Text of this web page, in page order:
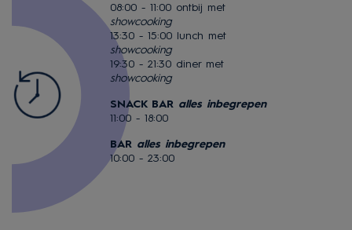
08:00 - 11:00 ontbij met
showcooking
13:30 - 15:00 lunch met
showcooking
19:30 - 21:30 diner met
showcooking
SNACK BAR alles inbegrepen
11:00 - 18:00
BAR alles inbegrepen
10:00 - 23:00